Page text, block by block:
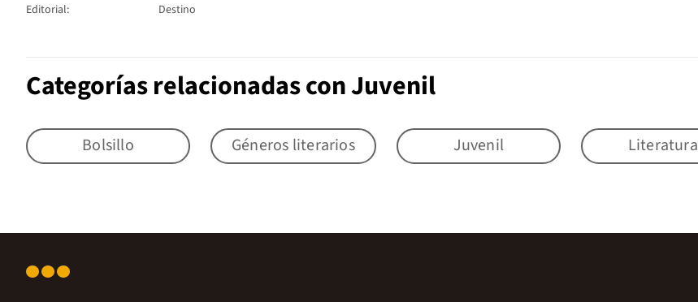
Editorial:
Destino
Categorías relacionadas con Juvenil
Bolsillo Géneros literarios Juvenil Literatura